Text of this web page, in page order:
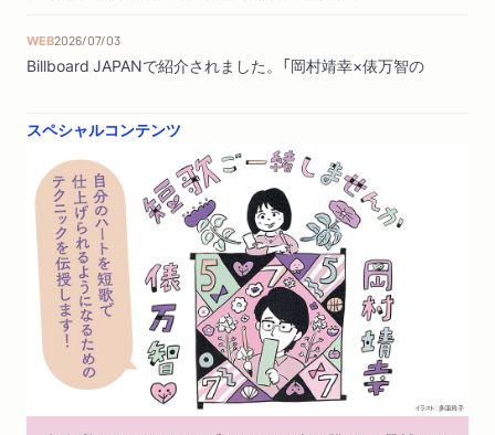
WEB2026/07/03
Billboard JAPANで紹介されました。「岡村靖幸×俵万智の
ラブ連載が待望の書籍化」
WEB2026/07/02
音楽ナタリーで紹介されました。「岡村靖幸＆俵万智と短
歌を学べる書籍「短歌ご一緒しませんか」発売」
2026/06/25
カルチャーメディアNiEWで紹介されました。
スペシャルコンテンツ